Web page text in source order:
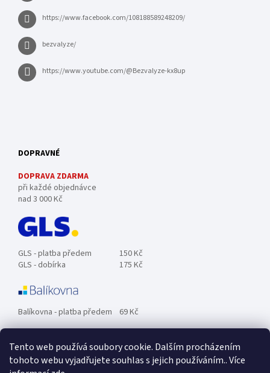
Tento web používá soubory cookie. Dalším procházením
tohoto webu vyjadřujete souhlas s jejich používáním.. Více
https://www.facebook.com/108188589248209/
bezvalyze/
https://www.youtube.com/@Bezvalyze-kx8up
DOPRAVNÉ
DOPRAVA ZDARMA
při každé objednávce
nad 3 000 Kč
GLS - platba předem
150 Kč
GLS - dobírka
175 Kč
Balíkovna - platba předem 69 Kč
Zásilkovna - platba předem 89 Kč